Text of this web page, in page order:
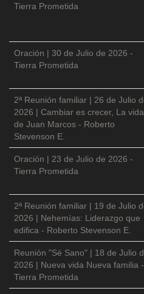
Tierra Prometida
Oración | 30 de Julio de 2026 -
Tierra Prometida
2ª Reunión familiar | 26 de Julio
2026 | Cambiar es crecer, La vida
de Juan Marcos - Roberto
Stevenson E.
Oración | 23 de Julio de 2026 -
Tierra Prometida
2ª Reunión familiar | 19 de Julio
2026 | Nehemías: Liderazgo que
edifica - Roberto Stevenson E.
Reunión "Sé Sano" | 18 de Julio
2026 | Nueva vida Nueva familia -
Tierra Prometida